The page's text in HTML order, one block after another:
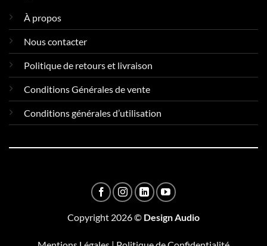
À propos
Nous contacter
Politique de retours et livraison
Conditions Générales de vente
Conditions générales d’utilisation
Copyright 2026 © Design Audio